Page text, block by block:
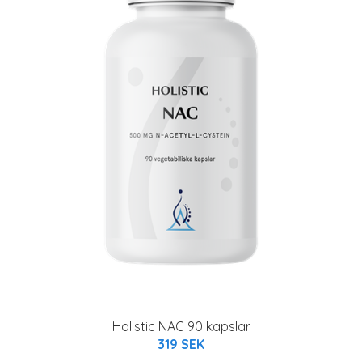
Holistic NAC 90 kapslar
319 SEK